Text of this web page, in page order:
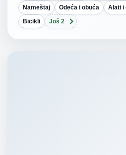
Nameštaj
Odeća i obuća Alati i
Bicikli
Još 2